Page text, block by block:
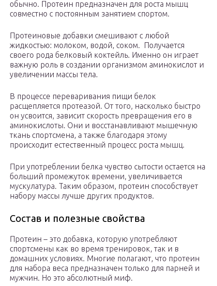
обычно. Протеин предназначен для роста мышц
совместно с постоянным занятием спортом.
Протеиновые добавки смешивают с любой
жидкостью: молоком, водой, соком. Получается
своего рода белковый коктейль. Именно он играет
важную роль в создании организмом аминокислот и
увеличении массы тела.
В процессе переваривания пищи белок
расщепляется протеазой. От того, насколько быстро
он усвоится, зависит скорость превращения его в
аминокислоты. Они и восстанавливают мышечную
ткань спортсмена, а также благодаря этому
происходит естественный процесс роста мышц.
При употреблении белка чувство сытости остается на
больший промежуток времени, увеличивается
мускулатура. Таким образом, протеин способствует
набору массы лучше других продуктов.
Состав и полезные свойства
Протеин – это добавка, которую употребляют
спортсмены как во время тренировок, так и в
домашних условиях. Многие полагают, что протеин
для набора веса предназначен только для парней и
мужчин. Но это абсолютный миф.